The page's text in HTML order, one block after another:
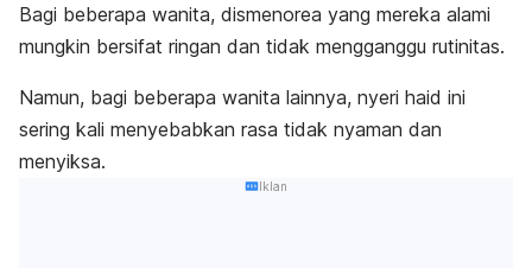
Bagi beberapa wanita, dismenorea yang mereka alami
mungkin bersifat ringan dan tidak mengganggu rutinitas.
Namun, bagi beberapa wanita lainnya, nyeri haid ini
sering kali menyebabkan rasa tidak nyaman dan
menyiksa.
Iklan